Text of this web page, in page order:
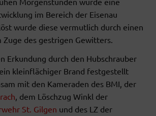
im Bereich der Eisenau
wurde diese vermutlich durch einen
Zuge des gestrigen Gewitters.
Erkundung durch den Hubschrauber
kleinflächiger Brand festgestellt
mit den Kameraden des BMI, der
, dem Löschzug Winkl der
St. Gilgen und des LZ der